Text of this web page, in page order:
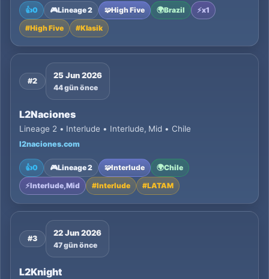
👍0 🎮Lineage 2 🧩High Five 🌍Brazil ⚡x1
#High Five #Klasik
#2
25 Jun 2026
44 gün önce
L2Naciones
Lineage 2 • Interlude • Interlude, Mid • Chile
l2naciones.com
👍0 🎮Lineage 2 🧩Interlude 🌍Chile
⚡Interlude, Mid #Interlude #LATAM
#3
22 Jun 2026
47 gün önce
L2Knight